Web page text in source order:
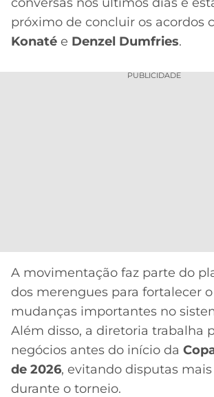
ONLINE
ATLÉTICO
LALIGA
próximo de concluir os acordos
Konaté e Denzel Dumfries.
PUBLICIDADE
A movimentação faz parte do
dos merengues para fortalecer
mudanças importantes no
Além disso, a diretoria trabalha
negócios antes do início da
de 2026, evitando disputas
durante o torneio.